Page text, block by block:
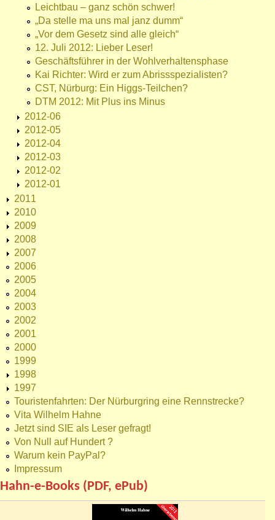
Leichtbau – ganz schön schwer!
„Da stelle ma uns mal janz dumm“
„Vor dem Gesetz sind alle gleich“
12. Juli 2012: Lieber Leser!
Geschäftsführer in der Wohlverhaltensphase
Kai Richter: Wird er zum Abrissspezialisten?
CST, Nürburg: Ein Higgs-Teilchen?
DTM 2012: Mit Plus ins Minus
2012-06
2012-05
2012-04
2012-03
2012-02
2012-01
2011
2010
2009
2008
2007
2006
2005
2004
2003
2002
2001
2000
1999
1998
1997
Touristenfahrten: Der Nürburgring eine Rennstrecke?
Vita Wilhelm Hahne
Jetzt sind SIE als Leser gefragt!
Von Null auf Hundert ?
Warum kein PayPal?
Impressum
Hahn-e-Books (PDF, ePub)